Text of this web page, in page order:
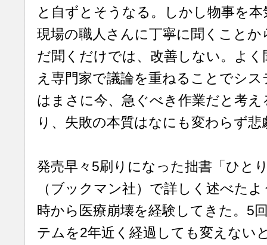
と自ずとそうなる。しかし物事を
現場の職人さんに丁寧に聞くこと
だ聞くだけでは、改善しない。よ
え専門家で議論を重ねることでシ
はまさに今、急ぐべき作業だと考
り、失敗の本質はなにも変わらず
発売早々5刷りになった拙書「ひと
（ブックマン社）で詳しく述べた
時から医療崩壊を経験してきた。5
テムを2年近く経過しても変えない